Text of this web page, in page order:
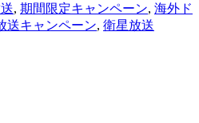
, 期間限定キャンペーン, 海外ド
送キャンペーン, 衛星放送